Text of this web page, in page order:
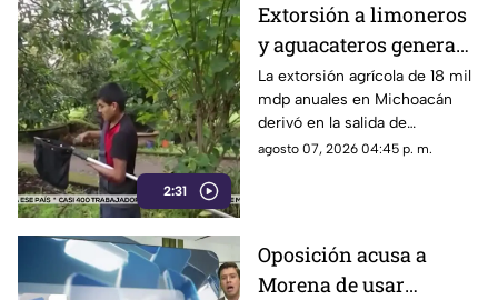
2:31
Extorsión a limoneros
y aguacateros genera
pérdidas de 18 mil mdp
en Michoacán
La extorsión agrícola de 18 mil
mdp anuales en Michoacán
derivó en la salida de
inspectores de EE. UU.,
agosto 07, 2026 04:45 p. m.
Oposición acusa a
Morena de usar